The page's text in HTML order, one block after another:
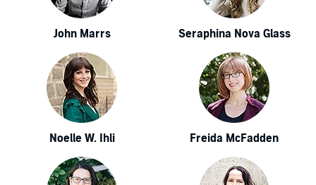
John Marrs Seraphina Nova Glass
Noelle W. Ihli Freida McFadden